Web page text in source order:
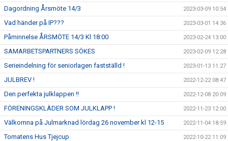
Dagordning Årsmöte 14/3 2023-03-09 10:54
Vad händer på IP??? 2023-03-01 14:36
Påminnelse ÅRSMÖTE 14/3 Kl 18:00 2023-02-24 13:00
SAMARBETSPARTNERS SÖKES 2023-02-09 12:28
Serieindelning för seniorlagen fastställd ! 2023-01-13 11:27
JULBREV ! 2022-12-22 08:47
Den perfekta julklappen !! 2022-12-08 20:09
FÖRENINGSKLÄDER SOM JULKLAPP ! 2022-11-23 12:00
Välkomna på Julmarknad lördag 26 november kl 12-15 2022-11-04 18:59
Tomatens Hus Tjejcup 2022-10-22 11:09